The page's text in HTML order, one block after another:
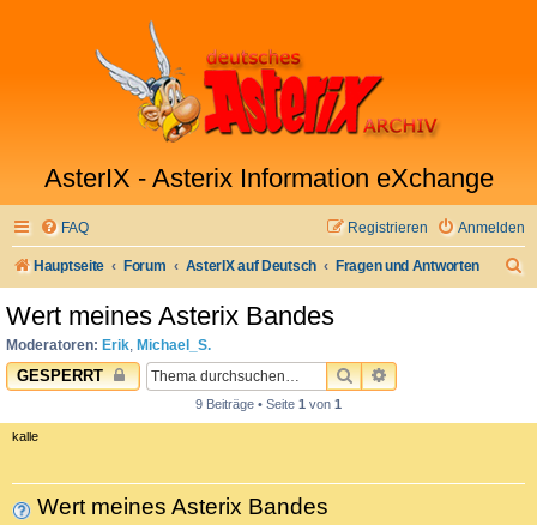
AsterIX - Asterix Information eXchange
FAQ Anmelden
Registrieren
Hauptseite Forum AsterIX auf Deutsch Fragen und Antworten
Wert meines Asterix Bandes
Moderatoren: Erik, Michael_S.
GESPERRT SUCHEERWEITERTE
9 Beiträge • Seite 1 von 1
kalle
Wert meines Asterix Bandes